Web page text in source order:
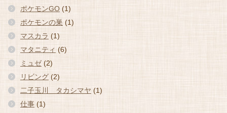
ポケモンGO (1)
ポケモンの巣 (1)
マスカラ (1)
マタニティ (6)
ミュゼ(2)
リビング (2)
二子玉川 タカシマヤ (1)
仕事 (1)